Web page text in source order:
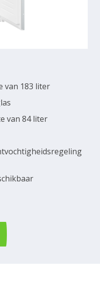
van 183 liter
van 84 liter